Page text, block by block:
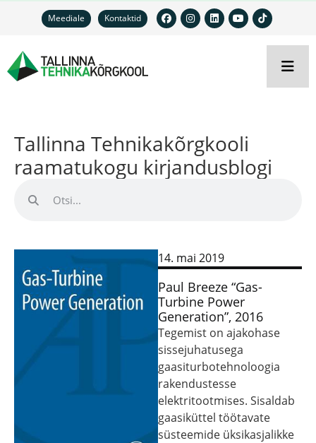
Meediale Kontaktid
Tallinna Tehnikakõrgkooli
raamatukogu kirjandusblogi
14. mai 2019
Paul Breeze “Gas-
Turbine Power
Generation”, 2016
Tegemist on ajakohase
sissejuhatusega
gaasiturbotehnoloogia
rakendustesse
elektritootmises. Sisaldab
gaasiküttel töötavate
süsteemide üksikasjalikke